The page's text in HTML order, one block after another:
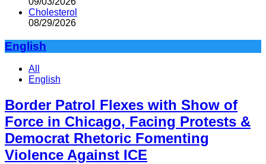
Cholesterol
08/29/2026
English
All
English
Border Patrol Flexes with Show of
Force in Chicago, Facing Protests &
Democrat Rhetoric Fomenting
Violence Against ICE